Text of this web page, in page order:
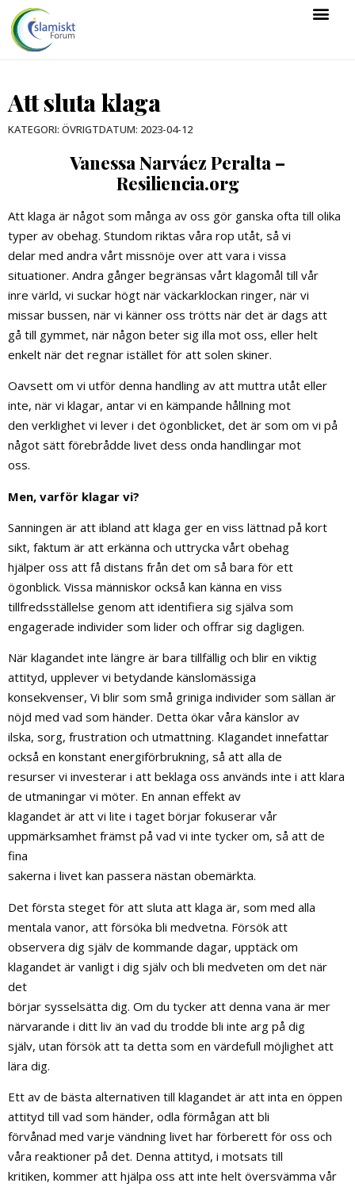
Att sluta klaga
KATEGORI: ÖVRIGTDATUM: 2023-04-12
Vanessa Narváez Peralta –
Resiliencia.org
Att klaga är något som många av oss gör ganska ofta till olika
typer av obehag. Stundom riktas våra rop utåt, så vi
delar med andra vårt missnöje over att vara i vissa
situationer. Andra gånger begränsas vårt klagomål till vår
inre värld, vi suckar högt när väckarklockan ringer, när vi
missar bussen, när vi känner oss trötts när det är dags att
gå till gymmet, när någon beter sig illa mot oss, eller helt
enkelt när det regnar istället för att solen skiner.
Oavsett om vi utför denna handling av att muttra utåt eller
inte, när vi klagar, antar vi en kämpande hållning mot
den verklighet vi lever i det ögonblicket, det är som om vi på
något sätt förebrådde livet dess onda handlingar mot
oss.
Men, varför klagar vi?
Sanningen är att ibland att klaga ger en viss lättnad på kort
sikt, faktum är att erkänna och uttrycka vårt obehag
hjälper oss att få distans från det om så bara för ett
ögonblick. Vissa människor också kan känna en viss
tillfredsställelse genom att identifiera sig själva som
engagerade individer som lider och offrar sig dagligen.
När klagandet inte längre är bara tillfällig och blir en viktig
attityd, upplever vi betydande känslomässiga
konsekvenser, Vi blir som små griniga individer som sällan är
nöjd med vad som händer. Detta ökar våra känslor av
ilska, sorg, frustration och utmattning. Klagandet innefattar
också en konstant energiförbrukning, så att alla de
resurser vi investerar i att beklaga oss används inte i att klara
de utmaningar vi möter. En annan effekt av
klagandet är att vi lite i taget börjar fokuserar vår
uppmärksamhet främst på vad vi inte tycker om, så att de
fina
sakerna i livet kan passera nästan obemärkta.
Det första steget för att sluta att klaga är, som med alla
mentala vanor, att försöka bli medvetna. Försök att
observera dig själv de kommande dagar, upptäck om
klagandet är vanligt i dig själv och bli medveten om det när
det
börjar sysselsätta dig. Om du tycker att denna vana är mer
närvarande i ditt liv än vad du trodde bli inte arg på dig
själv, utan försök att ta detta som en värdefull möjlighet att
lära dig.
Ett av de bästa alternativen till klagandet är att inta en öppen
attityd till vad som händer, odla förmågan att bli
förvånad med varje vändning livet har förberett för oss och
våra reaktioner på det. Denna attityd, i motsats till
kritiken, kommer att hjälpa oss att inte helt översvämma vår